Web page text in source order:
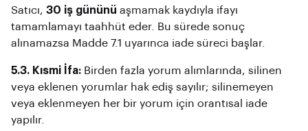
Satıcı, 30 iş gününü aşmamak kaydıyla ifayı
tamamlamayı taahhüt eder. Bu sürede sonuç
alınamazsa Madde 7.1 uyarınca iade süreci başlar.
5.3. Kısmi İfa: Birden fazla yorum alımlarında, silinen
veya eklenen yorumlar hak ediş sayılır; silinemeyen
veya eklenmeyen her bir yorum için orantısal iade
yapılır.